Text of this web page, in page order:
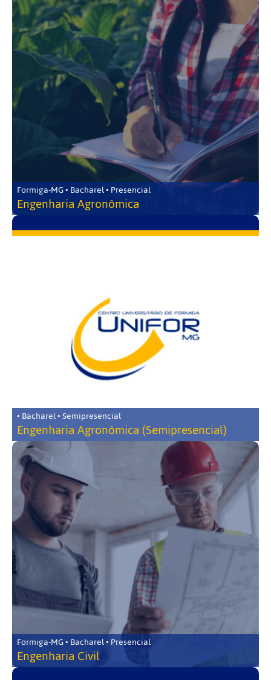
Formiga-MG • Bacharel • Presencial
Engenharia Agronômica
• Bacharel • Semipresencial
Engenharia Agronômica (Semipresencial)
Formiga-MG • Bacharel • Presencial
Engenharia Civil